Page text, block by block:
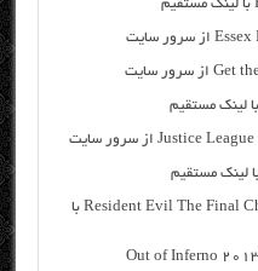
دانلود رایگان فیلم خارجی Resident Evil The Final Chapter 2017 با